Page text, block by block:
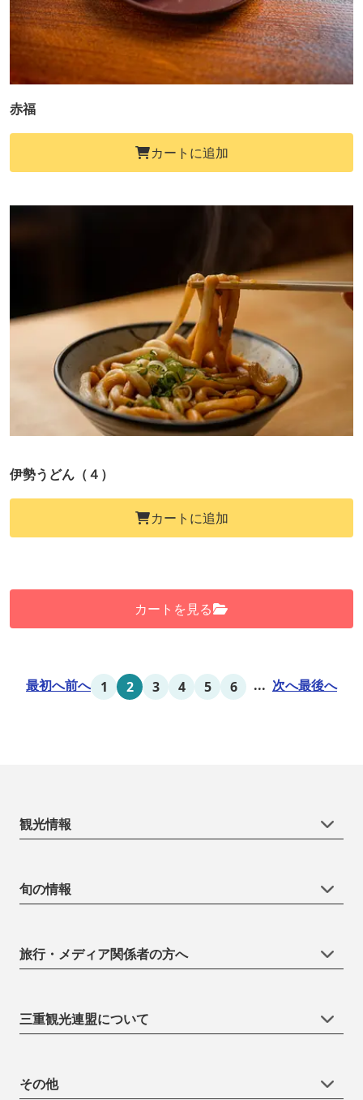
赤福
カートに追加
伊勢うどん（４）
カートに追加
カートを見る
最初へ前へ 1 2 3 4 5 6 ... 次へ最後へ
観光情報
旬の情報
旅行・メディア関係者の方へ
三重観光連盟について
その他